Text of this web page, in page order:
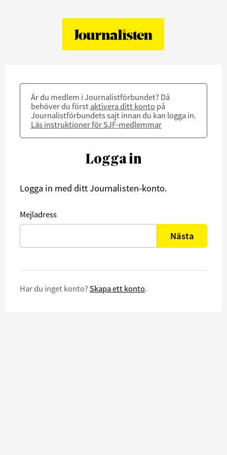
Är du medlem i Journalistförbundet? Då
behöver du först aktivera ditt konto på
Journalistförbundets sajt innan du kan logga in.
Läs instruktioner för SJF-medlemmar
Logga in
Logga in med ditt Journalisten-konto.
Mejladress
Nästa
Har du inget konto? Skapa ett konto.